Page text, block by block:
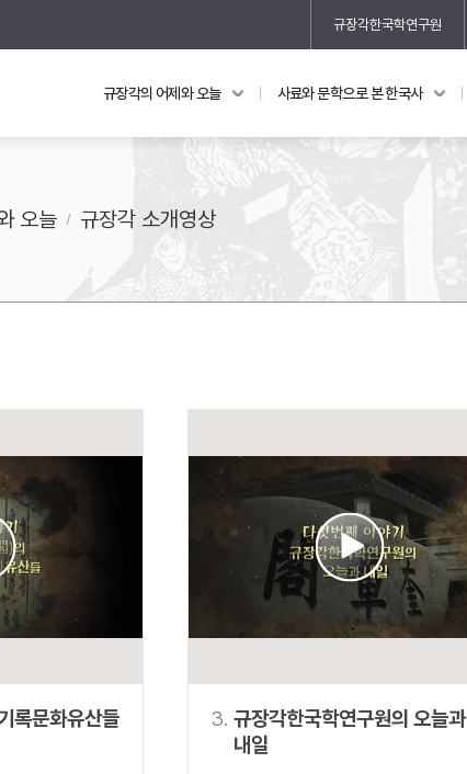
규장각한국학연구원
자료 의궤와 지리지
지리지 이야기
도록
자료를 검
료를 검색
지 않는 자
규장각의 어제와 오늘 사료와 문학으로 본 한국사
오늘 규장각 소개영상
록문화유산들 3. 규장각한국학연구원의 오늘과
내일